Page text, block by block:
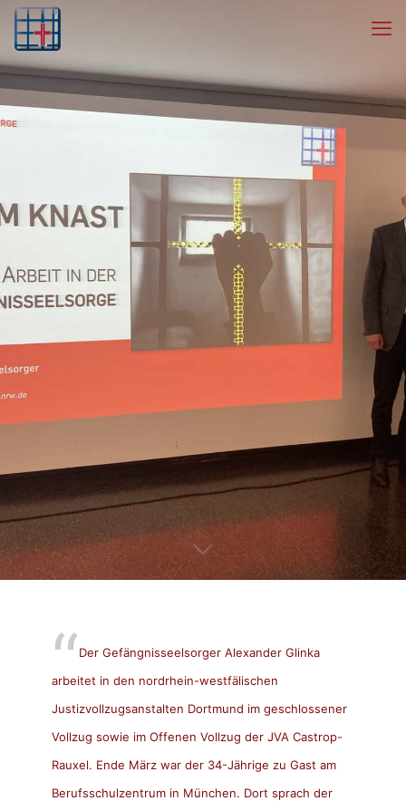
Der Gefängnisseelsorger Alexander Glinka
arbeitet in den nordrhein-westfälischen
Justizvollzugsanstalten Dortmund im geschlossener
Vollzug sowie im Offenen Vollzug der JVA Castrop-
Rauxel. Ende März war der 34-Jährige zu Gast am
Berufsschulzentrum in München. Dort sprach der